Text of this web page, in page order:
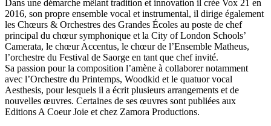
Dans une démarche mêlant tradition et innovation il crée Vox 21 en
2016, son propre ensemble vocal et instrumental, il dirige également
les Chœurs & Orchestres des Grandes Écoles au poste de chef
principal du chœur symphonique et la City of London Schools’
Camerata, le chœur Accentus, le chœur de l’Ensemble Matheus,
l’orchestre du Festival de Saorge en tant que chef invité.
Sa passion pour la composition l’amène à collaborer notamment
avec l’Orchestre du Printemps, Woodkid et le quatuor vocal
Aesthesis, pour lesquels il a écrit plusieurs arrangements et de
nouvelles œuvres. Certaines de ses œuvres sont publiées aux
Editions A Coeur Joie et chez Zamora Productions.